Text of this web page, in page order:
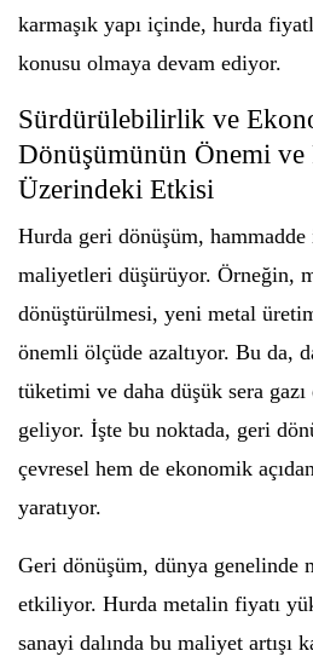
karmaşık yapı içinde, hurda
konusu olmaya devam ediyor.
Sürdürülebilirlik ve
Dönüşümünün Önemi ve
Üzerindeki Etkisi
Hurda geri dönüşüm, hammadde
maliyetleri düşürüyor. Örneğin,
dönüştürülmesi, yeni metal
önemli ölçüde azaltıyor. Bu da,
tüketimi ve daha düşük sera gazı
geliyor. İşte bu noktada, geri
çevresel hem de ekonomik
yaratıyor.
Geri dönüşüm, dünya genelinde
etkiliyor. Hurda metalin fiyatı
sanayi dalında bu maliyet artışı